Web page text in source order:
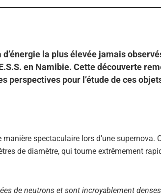
la plus élevée jamais
en Namibie. Cette découverte
perspectives pour l’étude de ces
spectaculaire lors d’une supernova.
de diamètre, qui tourne extrêmement
de neutrons et sont incroyablement